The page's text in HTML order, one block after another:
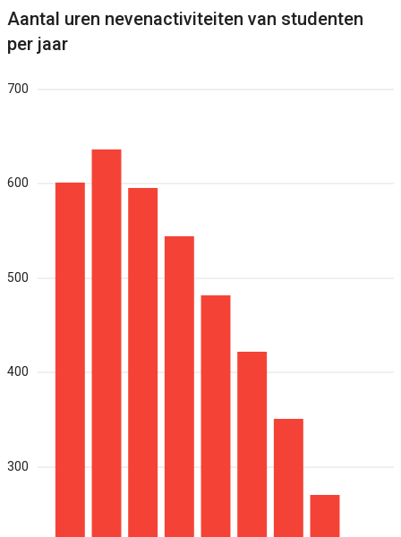
Aantal uren nevenactiviteiten van studenten
per jaar
300
400
500
600
700